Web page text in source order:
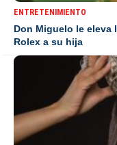
ENTRETENIMIENTO
Don Miguelo le eleva
Rolex a su hija